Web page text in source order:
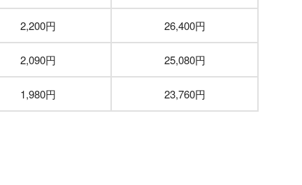
2,200円 26,400円
2,090円 25,080円
1,980円 23,760円